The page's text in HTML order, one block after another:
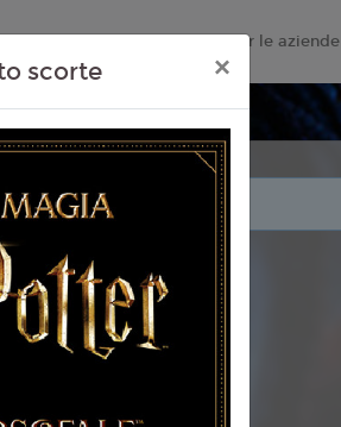
Tecnologie F.A.Q Per le aziende
legati a questo evento.
scorte ×